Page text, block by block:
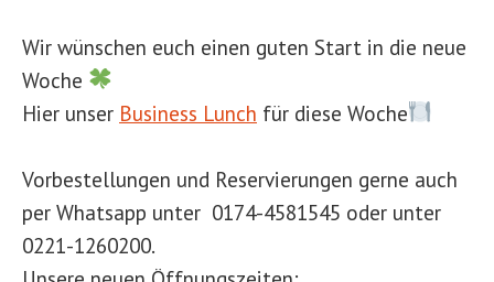
Wir wünschen euch einen guten Start in die neue
Woche
Hier unser Business Lunch für diese Woche
Vorbestellungen und Reservierungen gerne auch
per Whatsapp unter 0174-4581545 oder unter
0221-1260200.